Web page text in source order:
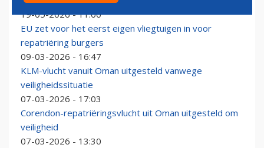
19-05-2026 - 11:00
EU zet voor het eerst eigen vliegtuigen in voor
repatriëring burgers
09-03-2026 - 16:47
KLM-vlucht vanuit Oman uitgesteld vanwege
veiligheidssituatie
07-03-2026 - 17:03
Corendon-repatriëringsvlucht uit Oman uitgesteld om
veiligheid
07-03-2026 - 13:30